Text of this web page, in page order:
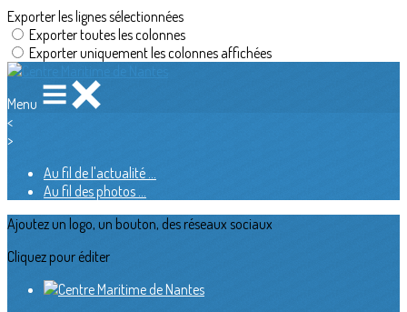
Exporter les lignes sélectionnées
Exporter toutes les colonnes
Exporter uniquement les colonnes affichées
Menu
<
>
Au fil de l'actualité ...
Au fil des photos ...
Ajoutez un logo, un bouton, des réseaux sociaux
Cliquez pour éditer